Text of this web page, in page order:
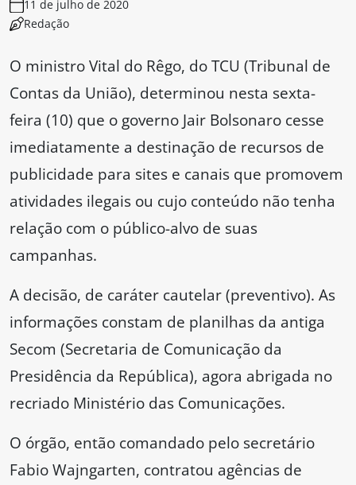
11 de julho de 2020
Redação
O ministro Vital do Rêgo, do TCU (Tribunal de
Contas da União), determinou nesta sexta-
feira (10) que o governo Jair Bolsonaro cesse
imediatamente a destinação de recursos de
publicidade para sites e canais que promovem
atividades ilegais ou cujo conteúdo não tenha
relação com o público-alvo de suas
campanhas.
A decisão, de caráter cautelar (preventivo). As
informações constam de planilhas da antiga
Secom (Secretaria de Comunicação da
Presidência da República), agora abrigada no
recriado Ministério das Comunicações.
O órgão, então comandado pelo secretário
Fabio Wajngarten, contratou agências de